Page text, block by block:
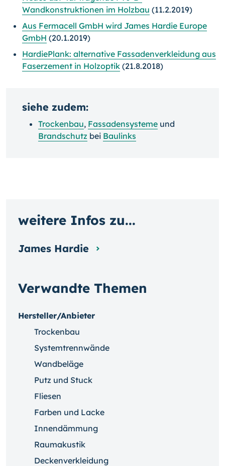
Wandkonstruktionen im Holzbau (11.2.2019)
Aus Fermacell GmbH wird James Hardie Europe
GmbH (20.1.2019)
HardiePlank: alternative Fassadenverkleidung aus
Faserzement in Holzoptik (21.8.2018)
siehe zudem:
Trockenbau, Fassadensysteme und
Brandschutz bei Baulinks
Verwandte Themen
Hersteller/Anbieter
Trockenbau
Systemtrennwände
Wandbeläge
Putz und Stuck
Fliesen
Farben und Lacke
Innendämmung
Raumakustik
Deckenverkleidung
weitere Infos zu...
James Hardie